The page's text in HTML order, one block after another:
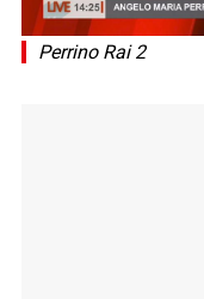
Perrino Rai 2